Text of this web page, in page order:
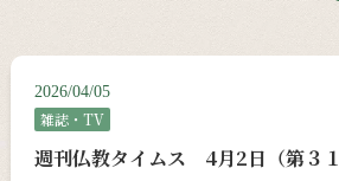
2026/04/05
雑誌・TV
週刊仏教タイムス 4月2日（第３